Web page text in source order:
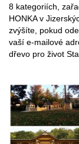
8 kategoriích,
HONKA v
zvýšíte, pokud
vaší e-mailové
dřevo pro život